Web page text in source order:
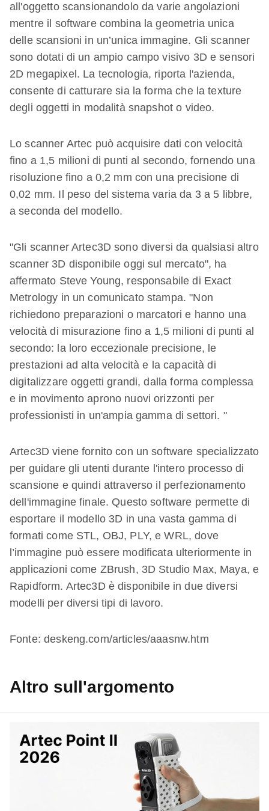
all'oggetto scansionandolo da varie angolazioni
mentre il software combina la geometria unica
delle scansioni in un’unica immagine. Gli scanner
sono dotati di un ampio campo visivo 3D e sensori
2D megapixel. La tecnologia, riporta l'azienda,
consente di catturare sia la forma che la texture
degli oggetti in modalità snapshot o video.
Lo scanner Artec può acquisire dati con velocità
fino a 1,5 milioni di punti al secondo, fornendo una
risoluzione fino a 0,2 mm con una precisione di
0,02 mm. Il peso del sistema varia da 3 a 5 libbre,
a seconda del modello.
"Gli scanner Artec3D sono diversi da qualsiasi altro
scanner 3D disponibile oggi sul mercato", ha
affermato Steve Young, responsabile di Exact
Metrology in un comunicato stampa. "Non
richiedono preparazioni o marcatori e hanno una
velocità di misurazione fino a 1,5 milioni di punti al
secondo: la loro eccezionale precisione, le
prestazioni ad alta velocità e la capacità di
digitalizzare oggetti grandi, dalla forma complessa
e in movimento aprono nuovi orizzonti per
professionisti in un'ampia gamma di settori. "
Artec3D viene fornito con un software specializzato
per guidare gli utenti durante l'intero processo di
scansione e quindi attraverso il perfezionamento
dell'immagine finale. Questo software permette di
esportare il modello 3D in una vasta gamma di
formati come STL, OBJ, PLY, e WRL, dove
l’immagine può essere modificata ulteriormente in
applicazioni come ZBrush, 3D Studio Max, Maya, e
Rapidform. Artec3D è disponibile in due diversi
modelli per diversi tipi di lavoro.
Fonte: deskeng.com/articles/aaasnw.htm
Altro sull'argomento